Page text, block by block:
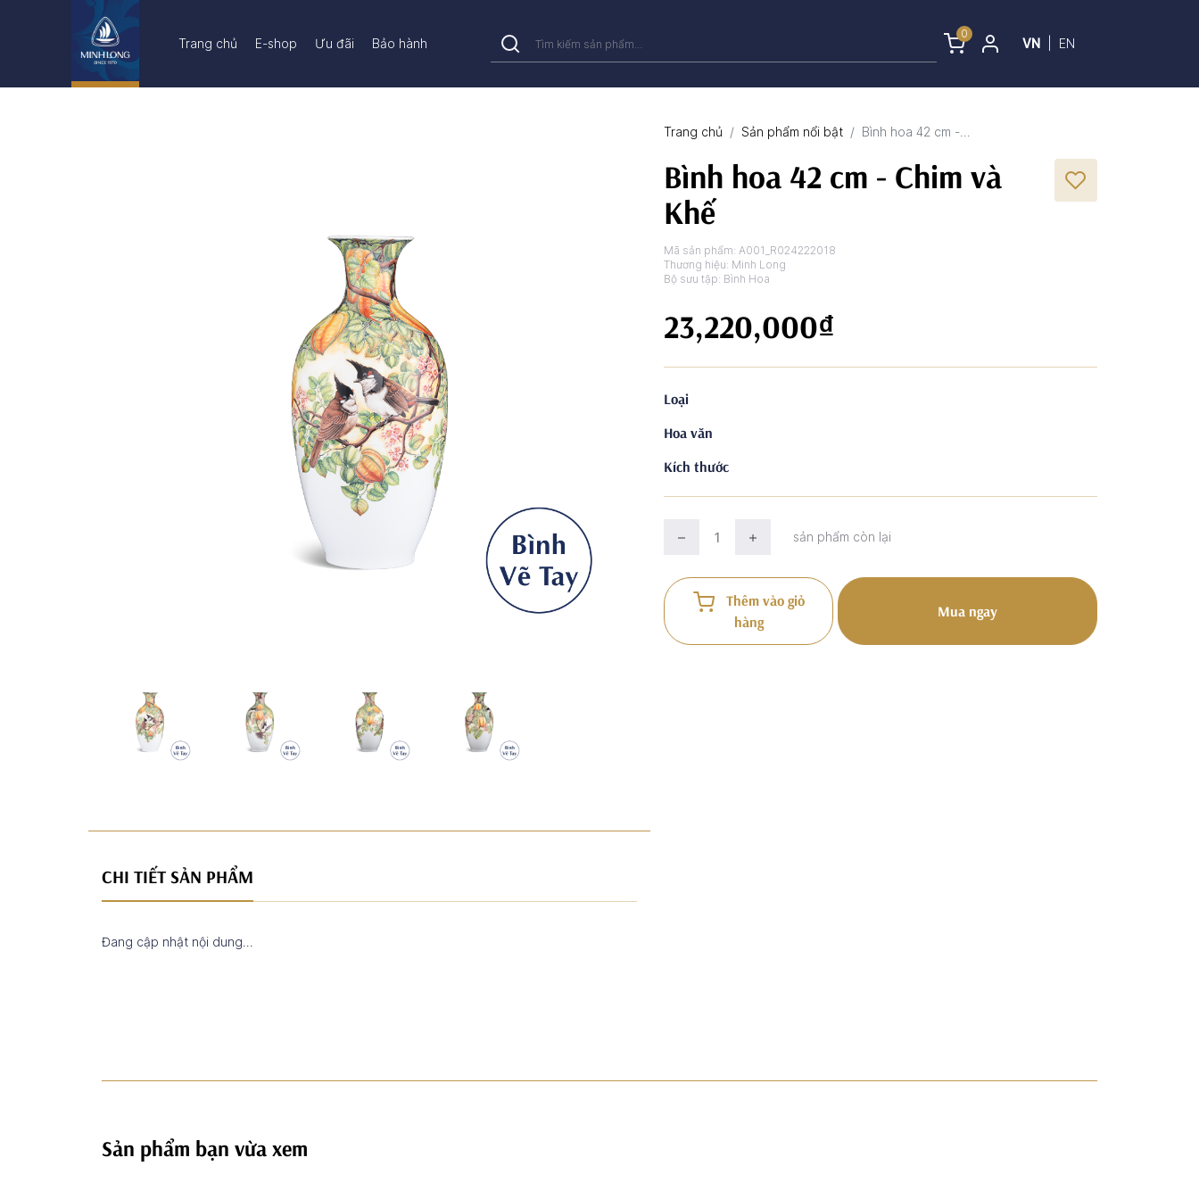
Trang chủ E-shop Ưu đãi Bảo hành
0
VN EN
Trang chủ Sản phẩm nổi bật Bình hoa 42 cm -...
Bình hoa 42 cm - Chim và
Khế
Mã sản phẩm:A001_R024222018
Thương hiệu: Minh Long
Bộ sưu tập: Bình Hoa
23,220,000₫
Loại
Hoa văn
Kích thước
sản phẩm còn lại
Thêm vào giỏ
hàng
Mua ngay
CHI TIẾT SẢN PHẨM
Đang cập nhật nội dung...
Sản phẩm bạn vừa xem